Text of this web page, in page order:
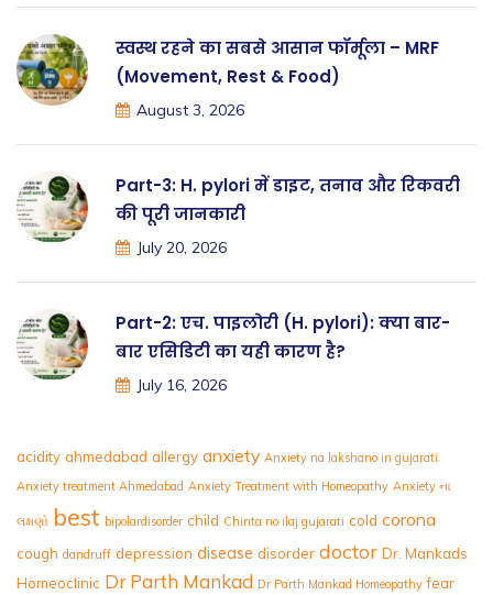
स्वस्थ रहने का सबसे आसान फॉर्मूला – MRF
(Movement, Rest & Food)
August 3, 2026
Part-3: H. pylori में डाइट, तनाव और रिकवरी
की पूरी जानकारी
July 20, 2026
Part-2: एच. पाइलोरी (H. pylori): क्या बार-
बार एसिडिटी का यही कारण है?
July 16, 2026
acidity ahmedabad allergy anxiety Anxiety na lakshano in gujarati
Anxiety treatment Ahmedabad Anxiety Treatment with Homeopathy Anxiety ના
લક્ષણો best bipolardisorder child Chinta no ilaj gujarati cold corona
cough dandruff depression disease disorder doctor Dr. Mankads
Homeoclinic Dr Parth Mankad Dr Parth Mankad Homeopathy fear